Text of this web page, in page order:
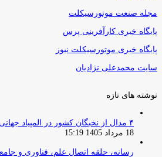
مجله صنعت موتورسیکلت
پایگاه خبری کارآفرینی پرس
پایگاه خبری موتورسیکلت نیوز
سایت محمدعلی نژادیان
نوشته های تازه
۴ مدال از نخبگان کشور در المپیاد جهانی هوش مصنوعی
18 مرداد 1405 15:19
رسانه، حلقه اتصال علم، فناوری و